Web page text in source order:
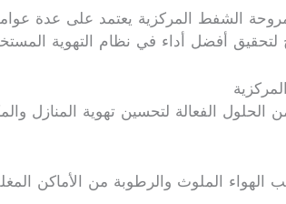
الشفط المركزية يعتمد على عدة
لتحقيق أفضل أداء في نظام التهوية
الحلول الفعالة لتحسين تهوية المنازل
الملوث والرطوبة من الأماكن